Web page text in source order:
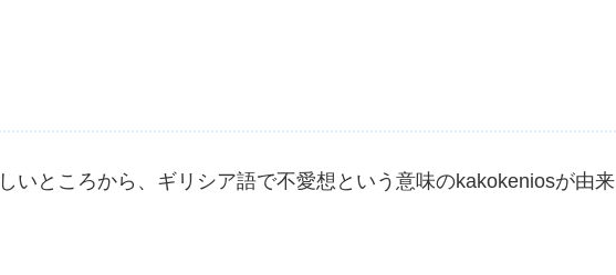
いところから、ギリシア語で不愛想という意味のkakokeniosが由来